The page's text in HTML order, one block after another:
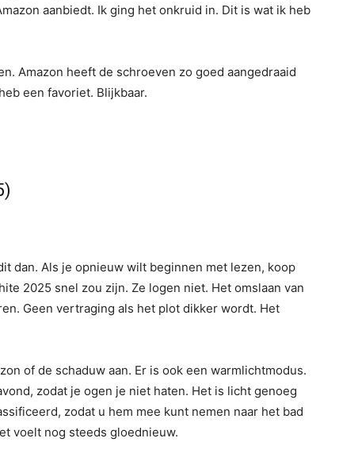
aanbiedt. Ik ging het onkruid in. Dit is wat ik heb
Amazon heeft de schroeven zo goed aangedraaid
een favoriet. Blijkbaar.
dan. Als je opnieuw wilt beginnen met lezen, koop
2025 snel zou zijn. Ze logen niet. Het omslaan van
Geen vertraging als het plot dikker wordt. Het
of de schaduw aan. Er is ook een warmlichtmodus.
zodat je ogen je niet haten. Het is licht genoeg
zodat u hem mee kunt nemen naar het bad
voelt nog steeds gloednieuw.